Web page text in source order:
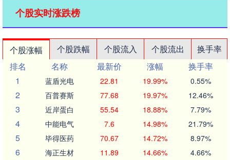
个股实时涨跌榜
个股涨幅 个股跌幅 个股流入 个股流出
换手率
排名
名称 最新价 涨幅
换手率
1
蓝盾光电 22.81 19.99% 0.55%
2 百普赛斯 77.68 19.97% 12.46%
3 近岸蛋白 55.54 18.88% 7.79%
4 中能电气 7.6 14.98% 21.79%
5 毕得医药 70.67 14.72% 8.97%
6 海正生材 11.89 14.66% 4.66%